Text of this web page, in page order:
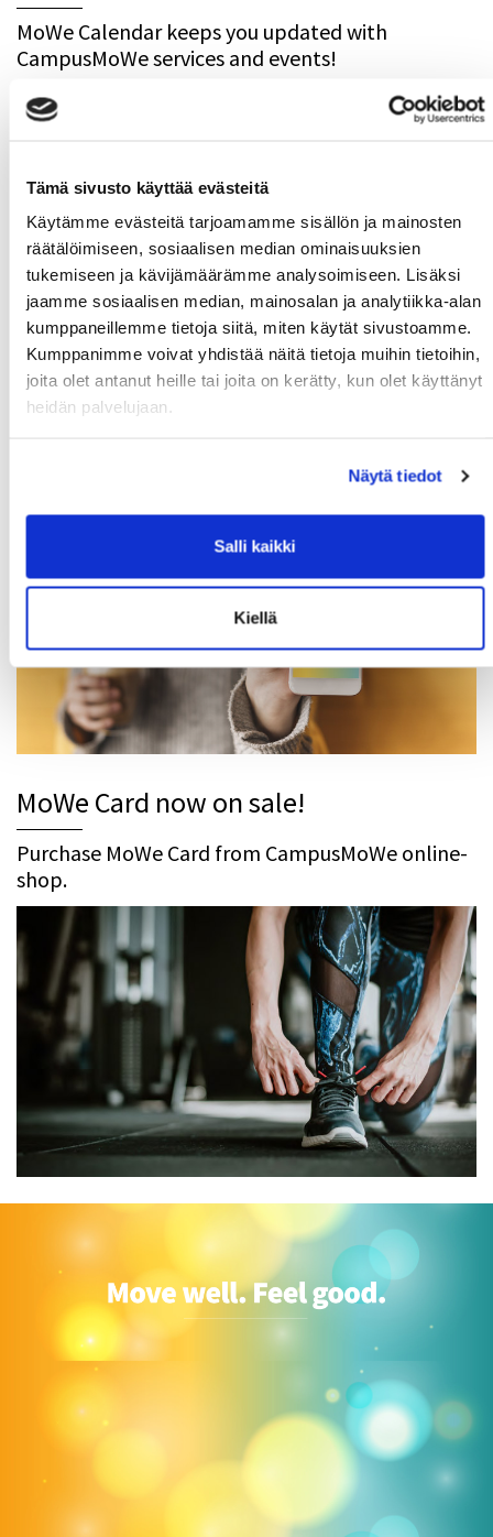
Tämä sivusto käyttää evästeitä
Käytämme evästeitä tarjoamamme sisällön ja mainosten
räätälöimiseen, sosiaalisen median ominaisuuksien
tukemiseen ja kävijämäärämme analysoimiseen. Lisäksi
jaamme sosiaalisen median, mainosalan ja analytiikka-alan
kumppaneillemme tietoja siitä, miten käytät sivustoamme.
Kumppanimme voivat yhdistää näitä tietoja muihin tietoihin,
joita olet antanut heille tai joita on kerätty, kun olet käyttänyt
heidän palvelujaan.
Näytä tiedot
Salli kaikki
Kiellä
MoWe Calendar keeps you updated with
CampusMoWe services and events!
Download CampusMoWe-application
phone from AppStore or Play-store.
MoWe Card now on sale!
Purchase MoWe Card from CampusMoWe online-
shop.